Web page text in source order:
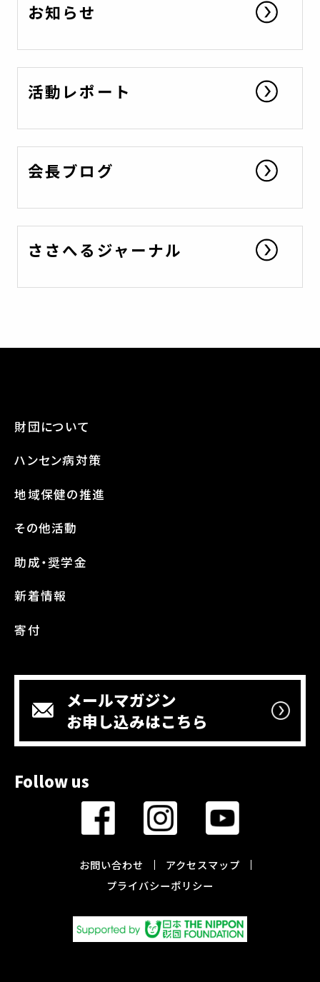
お知らせ
活動レポート
会長ブログ
ささへるジャーナル
財団について
ハンセン病対策
地域保健の推進
その他活動
助成・奨学金
新着情報
寄付
メールマガジン
お申し込みはこちら
Follow us
お問い合わせ
アクセスマップ
プライバシーポリシー